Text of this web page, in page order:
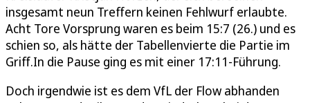
insgesamt neun Treffern keinen Fehlwurf erlaubte.
Acht Tore Vorsprung waren es beim 15:7 (26.) und es
schien so, als hätte der Tabellenvierte die Partie im
Griff.In die Pause ging es mit einer 17:11-Führung.
Doch irgendwie ist es dem VfL der Flow abhanden